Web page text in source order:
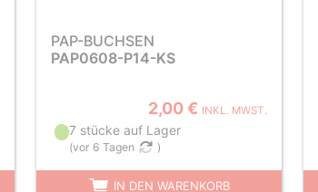
PAP-BUCHSEN
PAP0608-P14-KS
2,00 € INKL. MWST.
7 stücke auf Lager
(vor 6 Tagen )
IN DEN WARENKORB